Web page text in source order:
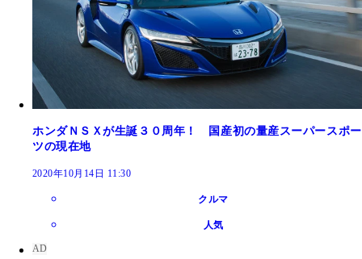
ホンダＮＳＸが生誕３０周年！ 国産初の量産スーパースポー
ツの現在地
2020年10月14日 11:30
クルマ
人気